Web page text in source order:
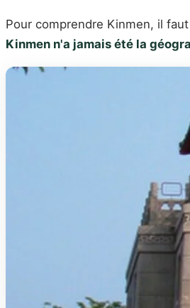
Pour comprendre Kinmen, il
Kinmen n'a jamais été la